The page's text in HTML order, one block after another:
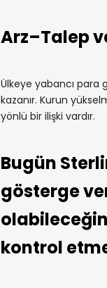
Arz–Talep
Ülkeye yabancı para
kazanır. Kurun
yönlü bir ilişki vardır.
Bugün
gösterge
kontrol